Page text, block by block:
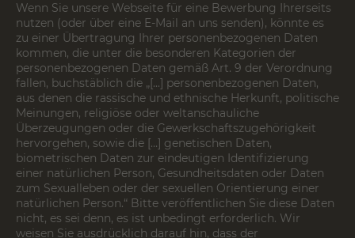
Wenn Sie unsere Webseite für eine Bewerbung Ihrerseits
nutzen (oder über eine E-Mail an uns senden), könnte es
zu einer Übertragung Ihrer personenbezogenen Daten
kommen, die unter die besonderen Kategorien der
personenbezogenen Daten gemäß Art. 9 der Verordnung
fallen, buchstäblich die „[...] personenbezogenen Daten,
aus denen die rassische und ethnische Herkunft, politische
Meinungen, religiöse oder weltanschauliche
Überzeugungen oder die Gewerkschaftszugehörigkeit
hervorgehen, sowie die […] genetischen Daten,
biometrischen Daten zur eindeutigen Identifizierung
einer natürlichen Person, Gesundheitsdaten oder Daten
zum Sexualleben oder der sexuellen Orientierung einer
natürlichen Person.“ Bitte veröffentlichen Sie diese Daten
nicht, es sei denn, es ist unbedingt erforderlich. Wir
weisen Sie ausdrücklich darauf hin, dass der